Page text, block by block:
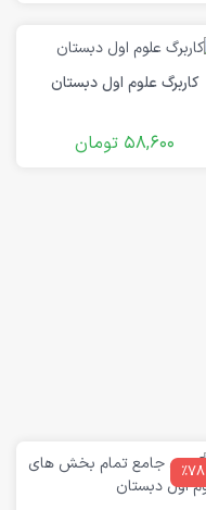
کاربرگ علوم اول دبستان
58,600 تومان
٪78